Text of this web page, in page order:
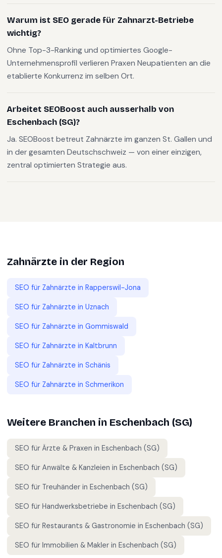
Warum ist SEO gerade für Zahnarzt-Betriebe
wichtig?
Ohne Top-3-Ranking und optimiertes Google-
Unternehmensprofil verlieren Praxen Neupatienten an die
etablierte Konkurrenz im selben Ort.
Arbeitet SEOBoost auch ausserhalb von
Eschenbach (SG)?
Ja. SEOBoost betreut Zahnärzte im ganzen St. Gallen und
in der gesamten Deutschschweiz — von einer einzigen,
zentral optimierten Strategie aus.
Zahnärzte in der Region
SEO für Zahnärzte in Rapperswil-Jona
SEO für Zahnärzte in Uznach
SEO für Zahnärzte in Gommiswald
SEO für Zahnärzte in Kaltbrunn
SEO für Zahnärzte in Schänis
SEO für Zahnärzte in Schmerikon
Weitere Branchen in Eschenbach (SG)
SEO für Ärzte & Praxen in Eschenbach (SG)
SEO für Anwälte & Kanzleien in Eschenbach (SG)
SEO für Treuhänder in Eschenbach (SG)
SEO für Handwerksbetriebe in Eschenbach (SG)
SEO für Restaurants & Gastronomie in Eschenbach (SG)
SEO für Immobilien & Makler in Eschenbach (SG)